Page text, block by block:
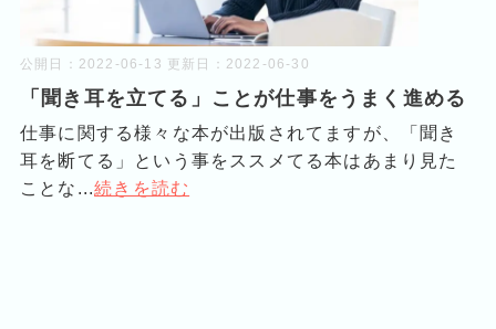
公開日： 2022-06-13 更新日： 2022-06-30
「聞き耳を立てる」ことが仕事をうまく進める
仕事に関する様々な本が出版されてますが、「聞き
耳を断てる」という事をススメてる本はあまり見た
ことな...続きを読む